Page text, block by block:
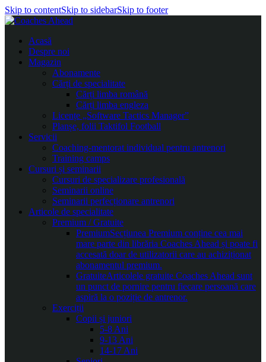
Skip to contentSkip to sidebarSkip to footer
Acasă
Despre noi
Magazin
Abonamente
Cărți de specialitate
Cărți limba română
Cărți limba engleza
Licențe „Software Tactics Manager”
Planșe, folii Taktifol Football
Servicii
Coaching-mentorat individual pentru antrenori
Training camps
Cursuri și seminarii
Cursuri de specializare profesională
Seminarii online
Seminarii perfecționare antrenori
Articole de specialitate
Premium / Gratuite
PremiumSecțiunea Premium conține cea mai
mare parte din librăria Coaches Ahead și poate fi
accesată doar de utilizatorii care au achiziționat
abonamentul premium.
GratuiteArticolele gratuite Coaches Ahead sunt
un punct de pornire pentru fiecare persoană care
aspiră la o poziție de antrenor.
Exerciții
Copii și juniori
5-8 Ani
9-13 Ani
14-17 Ani